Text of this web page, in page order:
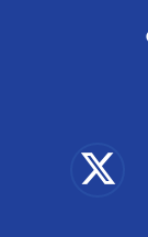
twitter